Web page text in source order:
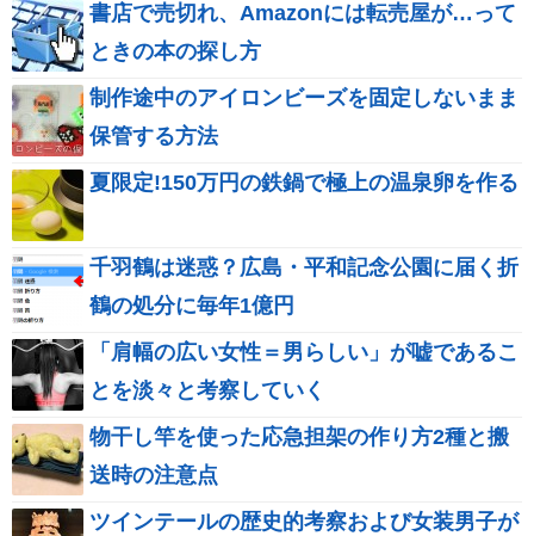
書店で売切れ、Amazonには転売屋が…って
ときの本の探し方
制作途中のアイロンビーズを固定しないまま
保管する方法
夏限定!150万円の鉄鍋で極上の温泉卵を作る
千羽鶴は迷惑？広島・平和記念公園に届く折
鶴の処分に毎年1億円
「肩幅の広い女性＝男らしい」が嘘であるこ
とを淡々と考察していく
物干し竿を使った応急担架の作り方2種と搬
送時の注意点
ツインテールの歴史的考察および女装男子が